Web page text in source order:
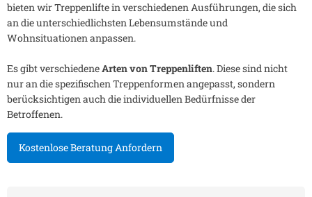
bieten wir Treppenlifte in verschiedenen Ausführungen, die sich
an die unterschiedlichsten Lebensumstände und
Wohnsituationen anpassen.
Es gibt verschiedeneArten von Treppenliften. Diese sind nicht
nur an die spezifischen Treppenformen angepasst, sondern
berücksichtigen auch die individuellen Bedürfnisse der
Betroffenen.
Kostenlose Beratung Anfordern